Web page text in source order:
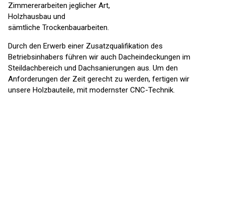
Zimmererarbeiten jeglicher Art,
Holzhausbau und
sämtliche Trockenbauarbeiten.
Durch den Erwerb einer Zusatzqualifikation des
Betriebsinhabers führen wir auch Dacheindeckungen im
Steildachbereich und Dachsanierungen aus. Um den
Anforderungen der Zeit gerecht zu werden, fertigen wir
unsere Holzbauteile, mit modernster CNC-Technik.